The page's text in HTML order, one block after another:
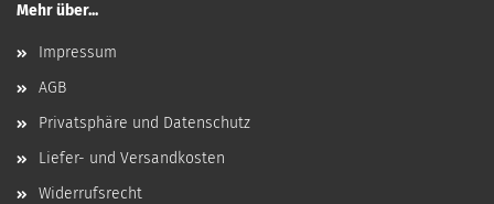
Mehr über...
Impressum
AGB
Privatsphäre und Datenschutz
Liefer- und Versandkosten
Widerrufsrecht